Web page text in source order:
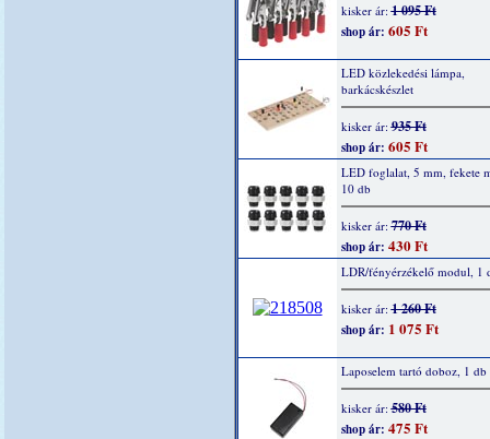
kisker ár:1 095 Ft
shop ár: 605 Ft
LED közlekedési lámpa,
barkácskészlet
kisker ár:935 Ft
shop ár: 605 Ft
LED foglalat, 5 mm, fekete
10 db
kisker ár:770 Ft
shop ár: 430 Ft
LDR/fényérzékelő modul, 1
kisker ár:1 260 Ft
shop ár: 1 075 Ft
Laposelem tartó doboz, 1 db
kisker ár:580 Ft
shop ár: 475 Ft